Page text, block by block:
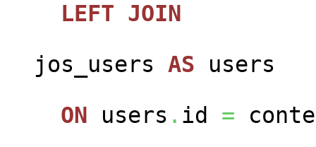
LEFT JOIN
jos_users AS users
ON users . id =